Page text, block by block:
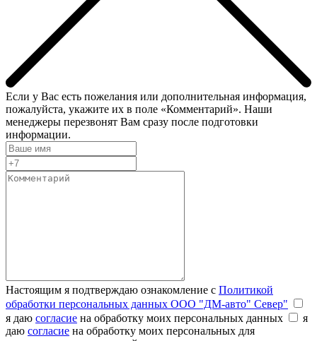
Если у Вас есть пожелания или дополнительная информация,
пожалуйста, укажите их в поле «Комментарий». Наши
менеджеры перезвонят Вам сразу после подготовки
информации.
Настоящим я подтверждаю ознакомление с Политикой
обработки персональных данных ООО "ДМ-авто" Север"
я даю согласие на обработку моих персональных данных
я
даю согласие на обработку моих персональных для